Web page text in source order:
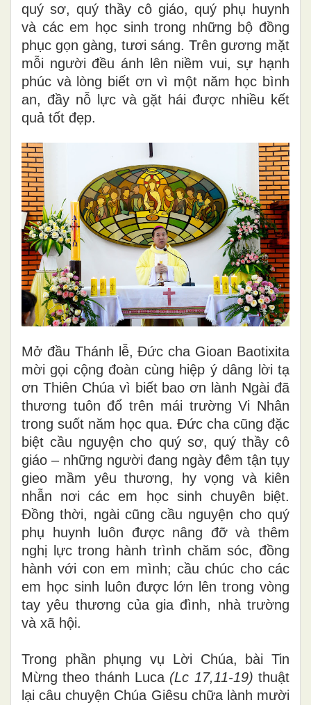
quý sơ, quý thầy cô giáo, quý phụ huynh
và các em học sinh trong những bộ đồng
phục gọn gàng, tươi sáng. Trên gương mặt
mỗi người đều ánh lên niềm vui, sự hạnh
phúc và lòng biết ơn vì một năm học bình
an, đầy nỗ lực và gặt hái được nhiều kết
quả tốt đẹp.
Mở đầu Thánh lễ, Đức cha Gioan Baotixita
mời gọi cộng đoàn cùng hiệp ý dâng lời tạ
ơn Thiên Chúa vì biết bao ơn lành Ngài đã
thương tuôn đổ trên mái trường Vi Nhân
trong suốt năm học qua. Đức cha cũng đặc
biệt cầu nguyện cho quý sơ, quý thầy cô
giáo – những người đang ngày đêm tận tụy
gieo mầm yêu thương, hy vọng và kiên
nhẫn nơi các em học sinh chuyên biệt.
Đồng thời, ngài cũng cầu nguyện cho quý
phụ huynh luôn được nâng đỡ và thêm
nghị lực trong hành trình chăm sóc, đồng
hành với con em mình; cầu chúc cho các
em học sinh luôn được lớn lên trong vòng
tay yêu thương của gia đình, nhà trường
và xã hội.
Trong phần phụng vụ Lời Chúa, bài Tin
Mừng theo thánh Luca (Lc 17,11-19) thuật
lại câu chuyện Chúa Giêsu chữa lành mười